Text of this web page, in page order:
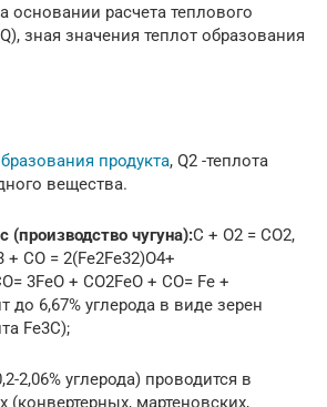
основании расчета теплового
зная значения теплот образования
продукта, Q2 -теплота
вещества.
чугуна):C + O2 = CO2,
+ CO = 2(Fe2Fe32)O4+
3FeO + CO2FeO + CO= Fe +
до 6,67% углерода в виде зерен
Fe3C);
2,06% углерода) проводится в
(конвертерных, мартеновских,